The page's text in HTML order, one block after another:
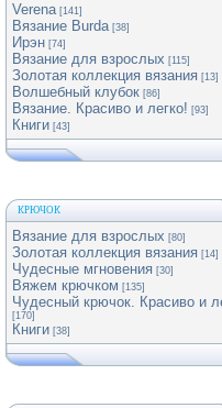
Verena [141]
Вязание Burda [38]
Ирэн [74]
Вязание для взрослых [115]
Золотая коллекция вязания [13]
Волшебный клубок [86]
Вязание. Красиво и легко! [93]
Книги [43]
КРЮЧОК
Вязание для взрослых [80]
Золотая коллекция вязания [14]
Чудесные мгновения [30]
Вяжем крючком [135]
Чудесный крючок. Красиво и
[170]
Книги [38]